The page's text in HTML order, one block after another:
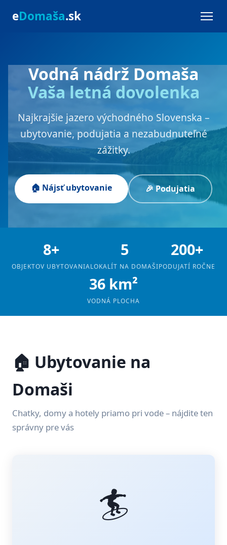
eDomaša.sk
Vodná nádrž Domaša
Vaša letná dovolenka
Najkrajšie jazero východného Slovenska –
ubytovanie, podujatia a nezabudnuteľné
zážitky.
🏠 Nájsť ubytovanie 🎉 Podujatia
8+
OBJEKTOV UBYTOVANIA
5
LOKALÍT NA DOMAŠI
200+
PODUJATÍ ROČNE
36 km²
VODNÁ PLOCHA
🏠 Ubytovanie na
Domaši
Chatky, domy a hotely priamo pri vode – nájdite ten
správny pre vás
🏄